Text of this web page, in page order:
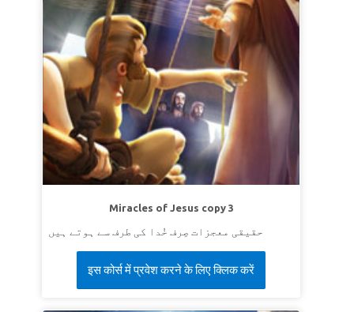
Miracles of Jesus copy 3
حقیقی معجزات صِرف خُدا کی طرف سے ہوتے ہیں
इस कोर्स में प्रवेश करने के लिए क्लिक करें